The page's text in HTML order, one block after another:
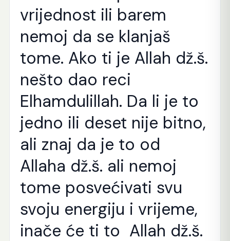
vrijednost ili barem
nemoj da se klanjaš
tome. Ako ti je Allah dž.š.
nešto dao reci
Elhamdulillah. Da li je to
jedno ili deset nije bitno,
ali znaj da je to od
Allaha dž.š. ali nemoj
tome posvećivati svu
svoju energiju i vrijeme,
inače će ti to Allah dž.š.